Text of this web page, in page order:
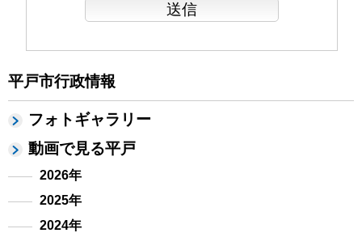
平戸市行政情報
フォトギャラリー
動画で見る平戸
2026年
2025年
2024年